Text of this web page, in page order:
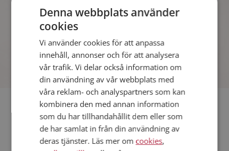
Mötesplatsen? Bli medlem och kolla.
Det finns tusentals fotoalbum med
Online nu!
Fler singlar
Fler singelkvinnor från Haninge:Sussie,Nathalie,Viktoria
Män från Haninge
Denna webbplats använder
cookies
Vi använder cookies för att anpassa
innehåll, annonser och för att analysera
vår trafik. Vi delar också information om
din användning av vår webbplats med
våra reklam- och analyspartners som kan
kombinera den med annan information
som du har tillhandahållit dem eller som
de har samlat in från din användning av
deras tjänster. Läs mer om cookies,